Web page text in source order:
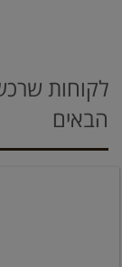
לקוחות
הבאים